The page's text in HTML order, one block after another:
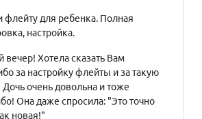
флейту для ребенка. Полная
настройка.
вечер! Хотела сказать Вам
за настройку флейты и за такую
Дочь очень довольна и тоже
Она даже спросила: "Это точно
новая!"